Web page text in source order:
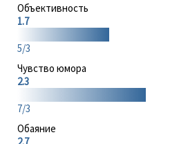
Объективность
1.7
5/3
Чувство юмора
2.3
7/3
Обаяние